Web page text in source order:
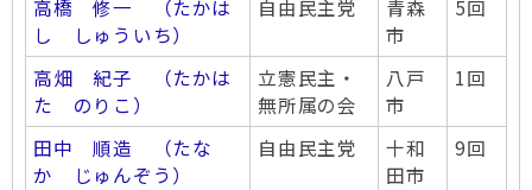
高橋 修一 （たかは
し しゅういち）
自由民主党
青森
市
5回
高畑 紀子 （たかは
た のりこ）
立憲民主・
無所属の会
八戸
市
1回
田中 順造 （たな
か じゅんぞう）
自由民主党
十和
田市
9回